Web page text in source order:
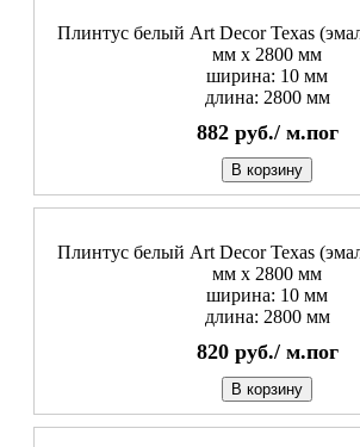
Плинтус белый Art Decor Texas
мм х 2800 мм
ширина: 10 мм
длина: 2800 мм
882 руб./ м.пог
В корзину
Плинтус белый Art Decor Texas
мм х 2800 мм
ширина: 10 мм
длина: 2800 мм
820 руб./ м.пог
В корзину